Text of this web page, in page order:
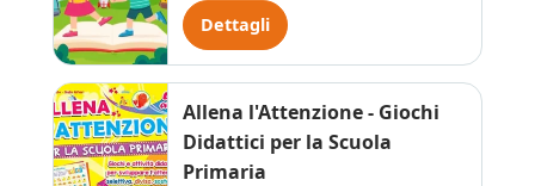
Dettagli
Allena l'Attenzione - Giochi
Didattici per la Scuola
Primaria